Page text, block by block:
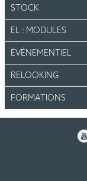
STOCK
EL : MODULES
ÉVÉNEMENTIEL
RELOOKING
FORMATIONS